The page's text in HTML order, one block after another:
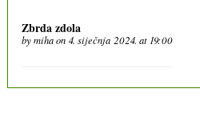
Zbrda zdola
bymihaon 4. siječnja 2024. at 19:00